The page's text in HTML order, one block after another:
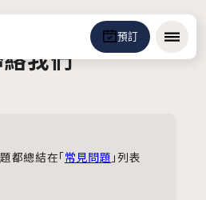
選單
預訂
我們
都總結在「常見問題 」列表